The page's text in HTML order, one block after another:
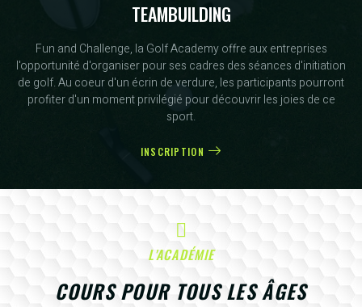
TEAMBUILDING
Fun and Challenge, la Golf Academy offre aux entreprises
l'opportunité d'organiser pour ses cadres des séances d'initiation
de golf. Au coeur d'un écrin de verdure, les participants pourront
profiter d'un moment privilégié pour découvrir les joies de ce
sport.
INSCRIPTION
L'ACADÉMIE
COURS POUR TOUS LES ÂGES